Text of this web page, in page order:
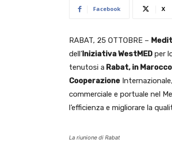
Facebook X
RABAT, 25 OTTOBRE –
dell’Iniziativa WestMED per
tenutosi a Rabat, in
Cooperazione Internazionale,
commerciale e portuale nel
l’efficienza e migliorare la
La riunione di Rabat